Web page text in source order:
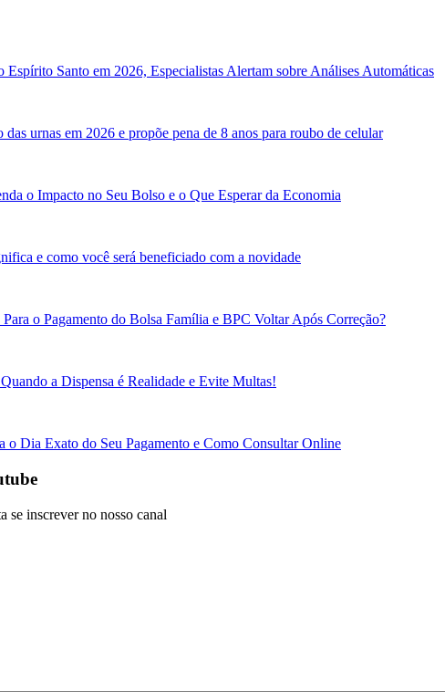
Santo em 2026, Especialistas Alertam sobre Análises Automáticas
urnas em 2026 e propõe pena de 8 anos para roubo de celular
o Impacto no Seu Bolso e o Que Esperar da Economia
e como você será beneficiado com a novidade
o Pagamento do Bolsa Família e BPC Voltar Após Correção?
a Dispensa é Realidade e Evite Multas!
Dia Exato do Seu Pagamento e Como Consultar Online
se inscrever no nosso canal